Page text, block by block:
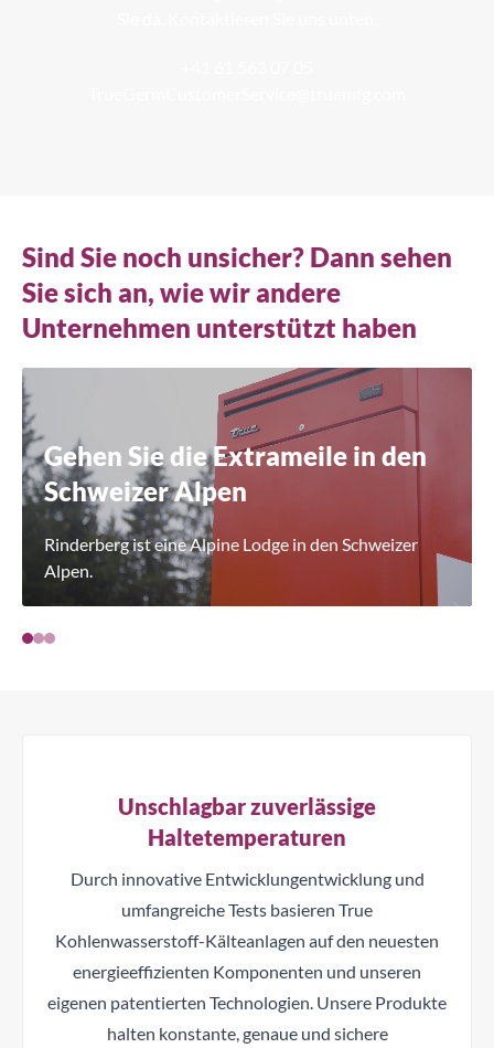
Sind Sie noch unsicher? Dann sehen
Sie sich an, wie wir andere
Unternehmen unterstützt haben
Gehen Sie die Extrameile in den
Schweizer Alpen
Rinderberg ist eine Alpine Lodge in den Schweizer
Alpen.
Unschlagbar zuverlässige
Haltetemperaturen
Durch innovative Entwicklungentwicklung und
umfangreiche Tests basieren True
Kohlenwasserstoff-Kälteanlagen auf den neuesten
energieeffizienten Komponenten und unseren
eigenen patentierten Technologien. Unsere Produkte
halten konstante, genaue und sichere